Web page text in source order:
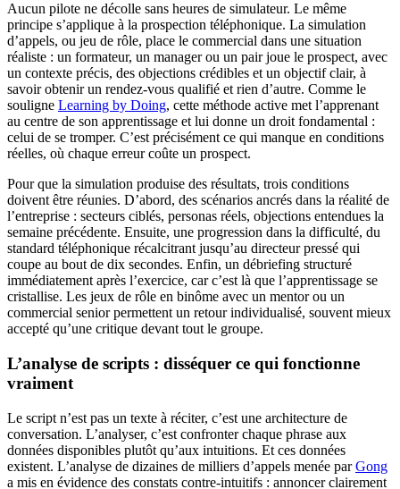
Aucun pilote ne décolle sans heures de simulateur. Le même
principe s’applique à la prospection téléphonique. La simulation
d’appels, ou jeu de rôle, place le commercial dans une situation
réaliste : un formateur, un manager ou un pair joue le prospect, avec
un contexte précis, des objections crédibles et un objectif clair, à
savoir obtenir un rendez-vous qualifié et rien d’autre. Comme le
souligne Learning by Doing, cette méthode active met l’apprenant
au centre de son apprentissage et lui donne un droit fondamental :
celui de se tromper. C’est précisément ce qui manque en conditions
réelles, où chaque erreur coûte un prospect.
Pour que la simulation produise des résultats, trois conditions
doivent être réunies. D’abord, des scénarios ancrés dans la réalité de
l’entreprise : secteurs ciblés, personas réels, objections entendues la
semaine précédente. Ensuite, une progression dans la difficulté, du
standard téléphonique récalcitrant jusqu’au directeur pressé qui
coupe au bout de dix secondes. Enfin, un débriefing structuré
immédiatement après l’exercice, car c’est là que l’apprentissage se
cristallise. Les jeux de rôle en binôme avec un mentor ou un
commercial senior permettent un retour individualisé, souvent mieux
accepté qu’une critique devant tout le groupe.
L’analyse de scripts : disséquer ce qui fonctionne
vraiment
Le script n’est pas un texte à réciter, c’est une architecture de
conversation. L’analyser, c’est confronter chaque phrase aux
données disponibles plutôt qu’aux intuitions. Et ces données
existent. L’analyse de dizaines de milliers d’appels menée parGong
a mis en évidence des constats contre-intuitifs : annoncer clairement